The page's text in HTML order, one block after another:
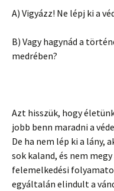
A) Vigyázz! Ne lépj ki a
B) Vagy hagynád a
medrében?
Azt hisszük, hogy
jobb benn maradni a
De ha nem lép ki a lány,
sok kaland, és nem
felemelkedési
egyáltalán elindult a